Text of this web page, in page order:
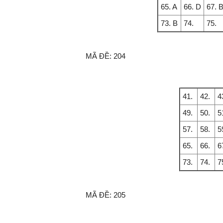
65. A
66. D 67. B
73. B
74. 75.
MÃ ĐỀ: 204
41. 42.
49.
50.
57.
58.
65.
66.
73.
74.
MÃ ĐỀ: 205
ngay từ bây
đang được
đầu tư cho
nghệ; ban
khuyến khích
khởi nghiệp..."